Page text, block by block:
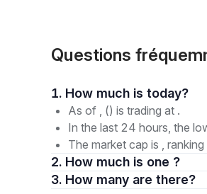
Questions
1. How much is today?
As of , () is trading at .
In the last 24 hours, the
The market cap is ,
2. How much is one ?
3. How many are there?